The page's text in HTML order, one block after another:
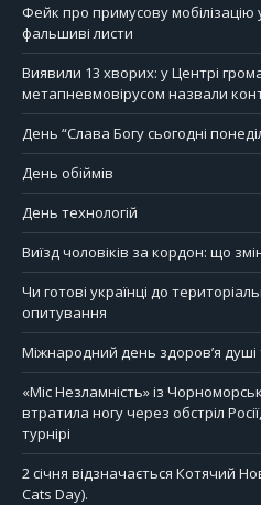
Фейк про примусову мобілізацію
фальшиві листи
Виявили 13 хворих: у Центрі
метапневмовірусом назвали
День “Слава Богу сьогодні
День обіймів
День технологій
Виїзд чоловіків за кордон: що
Чи готові українці до
опитування
Міжнародний день здоров’я душі
«Міс Незламність» із
втратила ногу через обстріл
турнірі
2 січня відзначається Котячий
Cats Day).